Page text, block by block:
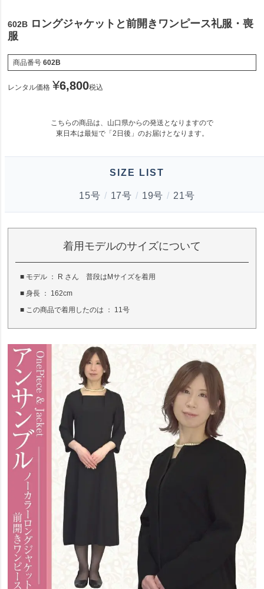
602B ロングジャケットと前開きワンピース礼服・喪
服
商品番号 602B
レンタル価格 ¥6,800税込
こちらの商品は、山口県からの発送となりますので
東日本は最短で「 2日後 」のお届けとなります。
SIZE LIST
15号 / 17号 / 19号 / 21号
着用モデルのサイズについて
■ モデル ： R さん 普段はMサイズを着用
■ 身長 ： 162cm
■ この商品で着用したのは ： 11号